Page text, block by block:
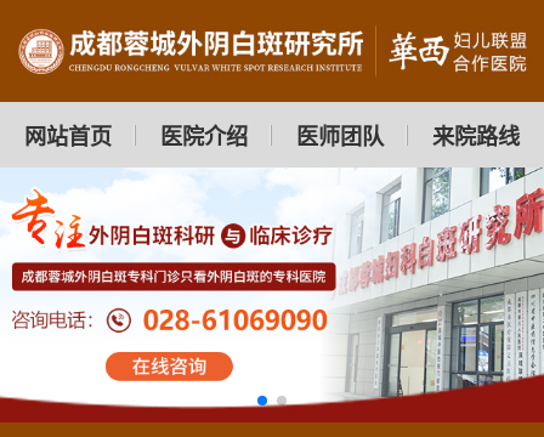
网站首页 医院介绍 医师团队 来院路线